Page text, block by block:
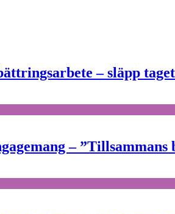
– släpp
–